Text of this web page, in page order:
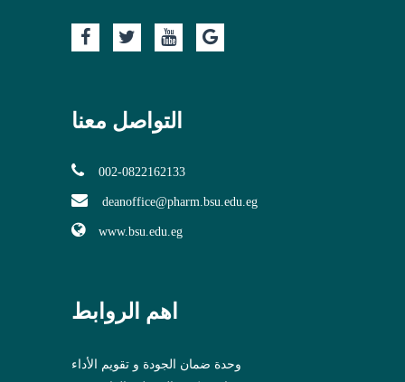
التواصل معنا
002-0822162133
deanoffice@pharm.bsu.edu.eg
www.bsu.edu.eg
اهم الروابط
وحدة ضمان الجودة و تقويم الأداء